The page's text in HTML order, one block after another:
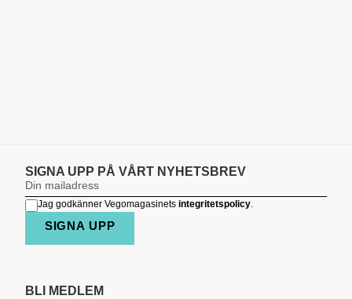
SIGNA UPP PÅ VÅRT NYHETSBREV
Jag godkänner Vegomagasinets integritetspolicy.
SIGNA UPP
BLI MEDLEM